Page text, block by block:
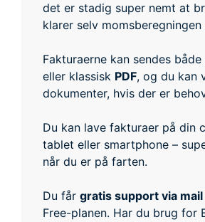
det er stadig super nemt at
klarer selv
Fakturaerne kan sendes både
eller klassisk PDF, og du kan
dokumenter, hvis der er
Du kan lave fakturaer på din
tablet eller smartphone –
når du er på farten.
Du får gratis support via
Free-planen. Har du brug for